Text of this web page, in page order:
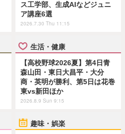
ス工学部、生成AIなどジュニ
ア講座6選
2026.7.30 Thu 11:15
生活・健康
【高校野球2026夏】第4日青
森山田・東日大昌平・大分
商・英明が勝利、第5日は花巻
東vs新田ほか
2026.8.9 Sun 9:15
趣味・娯楽